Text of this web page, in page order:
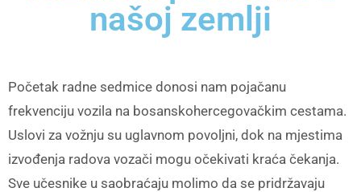
našoj zemlji
Početak radne sedmice donosi nam pojačanu
frekvenciju vozila na bosanskohercegovačkim cestama.
Uslovi za vožnju su uglavnom povoljni, dok na mjestima
izvođenja radova vozači mogu očekivati kraća čekanja.
Sve učesnike u saobraćaju molimo da se pridržavaju